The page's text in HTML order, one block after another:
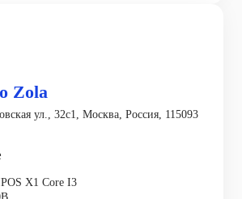
Zola
ул., 32с1, Москва, Россия, 115093
X1 Core I3